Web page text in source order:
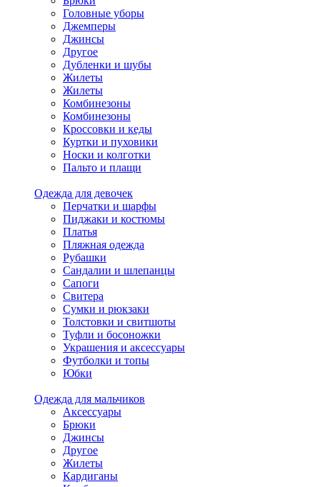
Головные уборы
Джемперы
Джинсы
Другое
Дубленки и шубы
Жилеты
Жилеты
Комбинезоны
Комбинезоны
Кроссовки и кеды
Куртки и пуховики
Носки и колготки
Пальто и плащи
Одежда для девочек
Перчатки и шарфы
Пиджаки и костюмы
Платья
Пляжная одежда
Рубашки
Сандалии и шлепанцы
Сапоги
Свитера
Сумки и рюкзаки
Толстовки и свитшоты
Туфли и босоножки
Украшения и аксессуары
Футболки и топы
Юбки
Одежда для мальчиков
Аксессуары
Брюки
Джинсы
Другое
Жилеты
Кардиганы